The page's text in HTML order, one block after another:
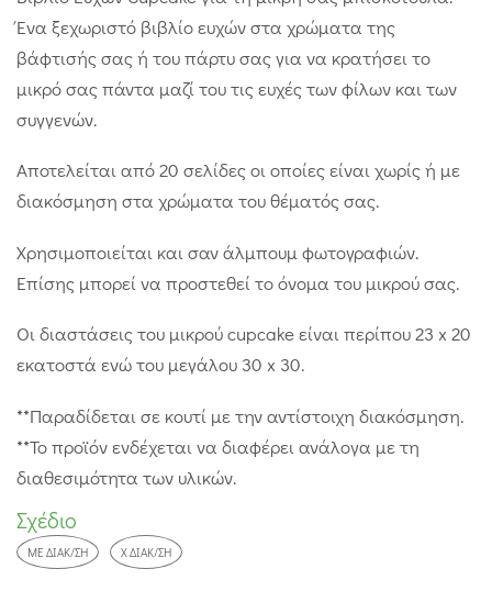
Ένα ξεχωριστό βιβλίο ευχών στα χρώματα της
βάφτισής σας ή του πάρτυ σας για να κρατήσει το
μικρό σας πάντα μαζί του τις ευχές των φίλων και των
συγγενών.
Αποτελείται από 20 σελίδες οι οποίες είναι χωρίς ή με
διακόσμηση στα χρώματα του θέματός σας.
Χρησιμοποιείται και σαν άλμπουμ φωτογραφιών.
Επίσης μπορεί να προστεθεί το όνομα του μικρού σας.
Οι διαστάσεις του μικρού cupcake είναι περίπου 23 x 20
εκατοστά ενώ του μεγάλου 30 x 30.
**Παραδίδεται σε κουτί με την αντίστοιχη διακόσμηση.
**Το προϊόν ενδέχεται να διαφέρει ανάλογα με τη
διαθεσιμότητα των υλικών.
Σχέδιο
ΜΕ ΔΙΑΚ/ΣΗ Χ ΔΙΑΚ/ΣΗ